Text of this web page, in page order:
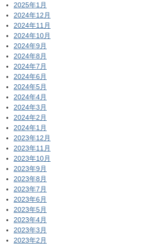
2025年1月
2024年12月
2024年11月
2024年10月
2024年9月
2024年8月
2024年7月
2024年6月
2024年5月
2024年4月
2024年3月
2024年2月
2024年1月
2023年12月
2023年11月
2023年10月
2023年9月
2023年8月
2023年7月
2023年6月
2023年5月
2023年4月
2023年3月
2023年2月